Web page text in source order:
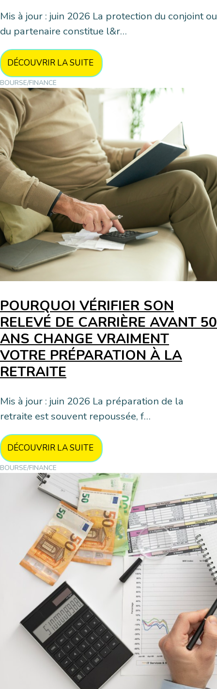
Mis à jour : juin 2026 La protection du conjoint ou
du partenaire constitue l&r…
DÉCOUVRIR LA SUITE
BOURSE/FINANCE
POURQUOI VÉRIFIER SON
RELEVÉ DE CARRIÈRE AVANT 50
ANS CHANGE VRAIMENT
VOTRE PRÉPARATION À LA
RETRAITE
Mis à jour : juin 2026 La préparation de la
retraite est souvent repoussée, f…
DÉCOUVRIR LA SUITE
BOURSE/FINANCE